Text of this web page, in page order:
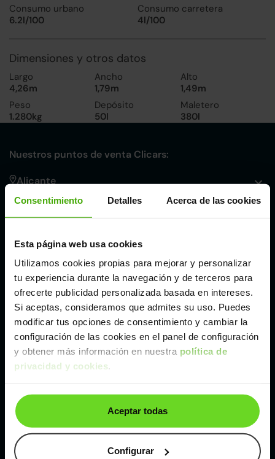
Consentimiento Detalles Acerca de las cookies
Esta página web usa cookies
Utilizamos cookies propias para mejorar y personalizar
tu experiencia durante la navegación y de terceros para
ofrecerte publicidad personalizada basada en intereses.
Si aceptas, consideramos que admites su uso. Puedes
modificar tus opciones de consentimiento y cambiar la
configuración de las cookies en el panel de configuración
y obtener más información en nuestra política de
privacidad y cookies.
Aceptar todas
Configurar
Consumo urbano
6.2l/100
Consumo carretera
4l/100
Dimensiones y otros datos
Largo
4,26m
Ancho
1,79m
Alto
1,49m
Peso
1.280kg
Depósito
50l
Maletero
380l
Nuestros puntos de venta Clicars:
Alicante
Córdoba
Málaga
Valencia
Zaragoza
Ver Volkswagen Golf de segunda mano y ocasión
Volkswagen Golf de segunda mano y ocasión